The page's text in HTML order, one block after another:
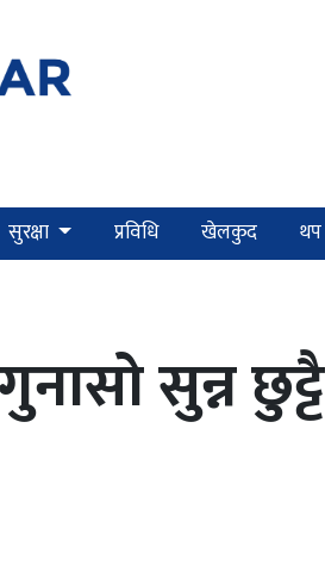
सुरक्षा प्रविधि खेलकुद थप
सुन्न छुट्टै